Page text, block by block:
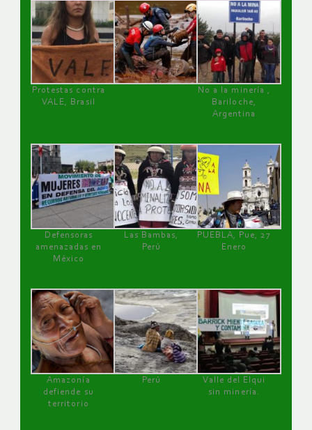
Protestas contra
VALE, Brasil
No a la minería ,
Bariloche,
Argentina
Defensoras
amenazadas en
México
Las Bambas,
Perú
PUEBLA, Pue, 27
Enero
Amazonía
defiende su
territorio
Perú
Valle del Elqui
sin minería.